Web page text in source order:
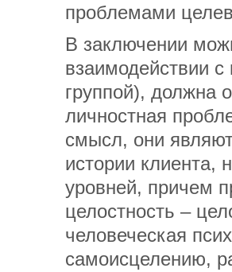
проблемами
В заключении
взаимодействии
группой), должна
личностная
смысл, они
истории клиента,
уровней, причем
целостность –
человеческая
самоисцелению,